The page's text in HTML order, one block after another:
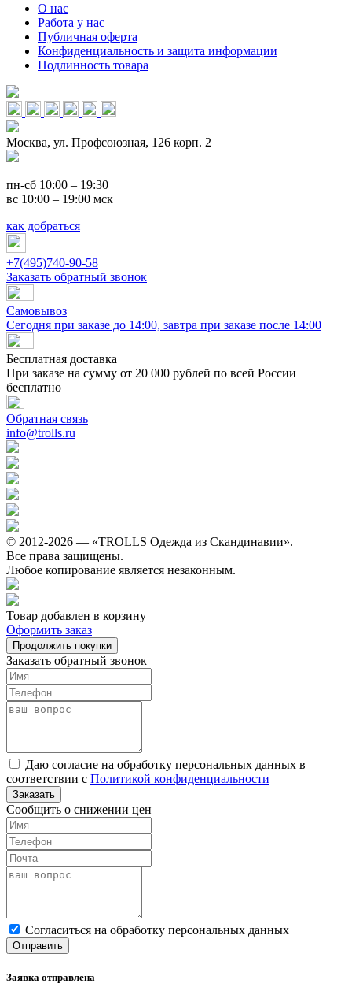
О нас
Работа у нас
Публичная оферта
Конфиденциальность и защита информации
Подлинность товара
Москва, ул. Профсоюзная, 126 корп. 2
пн-сб 10:00 – 19:30
вс 10:00 – 19:00 мск
как добраться
+7(495)740-90-58
Заказать обратный звонок
Самовывоз
Сегодня при заказе до 14:00, завтра при заказе после 14:00
Бесплатная доставка
При заказе на сумму от 20 000 рублей по всей России
бесплатно
Обратная связь
info@trolls.ru
© 2012-2026 — «TROLLS Одежда из Скандинавии».
Все права защищены.
Любое копирование является незаконным.
Товар добавлен в корзину
Оформить заказ
Продолжить покупки
Заказать обратный звонок
Даю согласие на обработку персональных данных в
соответствии с Политикой конфиденциальности
Заказать
Сообщить о снижении цен
Cогласиться на обработку персональных данных
Отправить
Заявка отправлена